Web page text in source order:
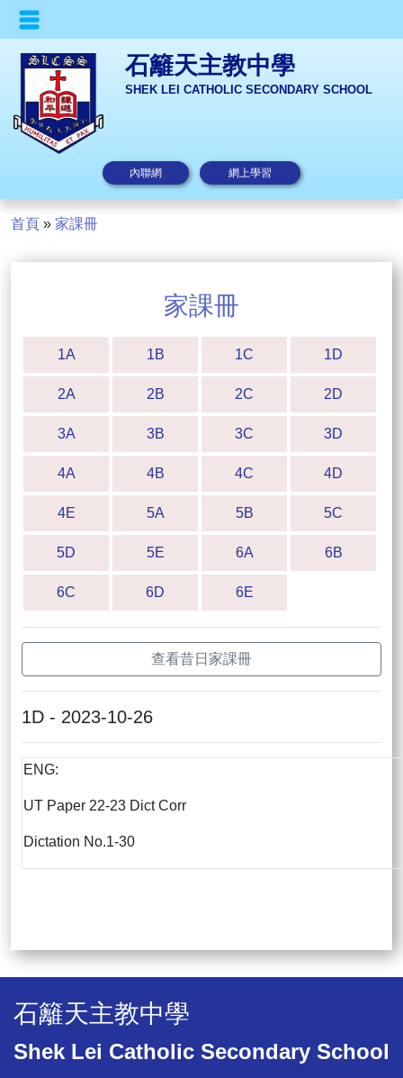
石籬天主教中學
SHEK LEI CATHOLIC SECONDARY SCHOOL
內聯網 網上學習
首頁 » 家課冊
家課冊
1A 1B 1C 1D
2A 2B 2C 2D
3A 3B 3C 3D
4A 4B 4C 4D
4E 5A 5B 5C
5D 5E 6A 6B
6C 6D 6E
查看昔日家課冊
1D - 2023-10-26
ENG:
UT Paper 22-23 Dict Corr
Dictation No.1-30
石籬天主教中學
Shek Lei Catholic Secondary School